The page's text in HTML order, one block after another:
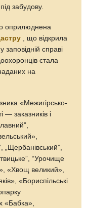
забудову.
оприлюднена
, що відкрила
заповідній справі
стала
на
«Межигірсько-
— заказників і
„Щербанівський”,
“Урочище
«Хвощ великий»,
«Бориспільські
«Бабка»,